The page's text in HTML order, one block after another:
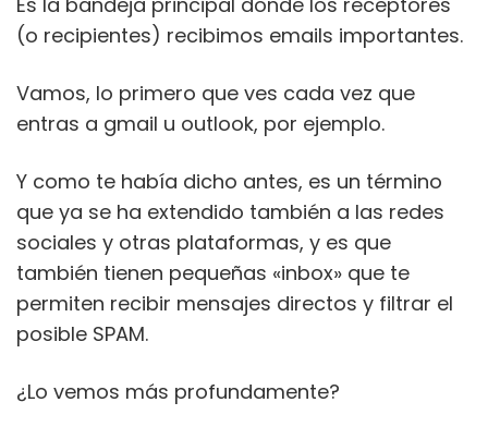
(o recipientes) recibimos emails importantes.
Vamos, lo primero que ves cada vez que
entras a gmail u outlook, por ejemplo.
Y como te había dicho antes, es un término
que ya se ha extendido también a las redes
sociales y otras plataformas, y es que
también tienen pequeñas «inbox» que te
permiten recibir mensajes directos y filtrar el
posible SPAM.
¿Lo vemos más profundamente?